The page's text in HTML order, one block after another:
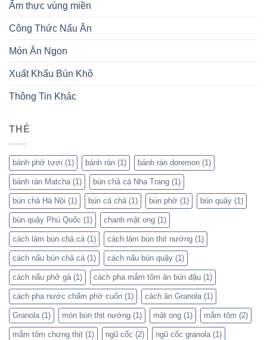
Ẩm thực vùng miền
Công Thức Nấu Ăn
Món Ăn Ngon
Xuất Khẩu Bún Khô
Thông Tin Khác
THẺ
bánh phở tươi (1) bánh rán (1) bánh rán doremon (1)
bánh rán Matcha(1) bún chả cá Nha Trang (1)
bún chả Hà Nội (1) bún cá chả(1) bún phở (1) bún quậy (1)
bún quậy Phú Quốc (1) chanh mật ong (1)
cách làm bún chả cá(1) cách làm bún thịt nướng (1)
cách nấu bún chả cá(1) cách nấu bún quậy (1)
cách nấu phở gà(1) cách pha mắm tôm ăn bún đậu (1)
cách pha nước chấm phở cuốn (1) cách ăn Granola(1)
Granola(1) món bún thịt nướng (1) mật ong (1) mắm tôm (2)
mắm tôm chưng thịt (1) ngũ cốc (2) ngũ cốc granola(1)